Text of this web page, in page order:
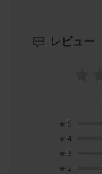
レビュー
★ 5
★ 4
★ 3
★ 2